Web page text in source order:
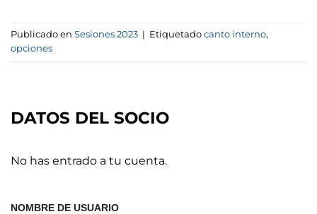
Publicado en Sesiones 2023 | Etiquetado canto interno,
opciones
DATOS DEL SOCIO
No has entrado a tu cuenta.
NOMBRE DE USUARIO